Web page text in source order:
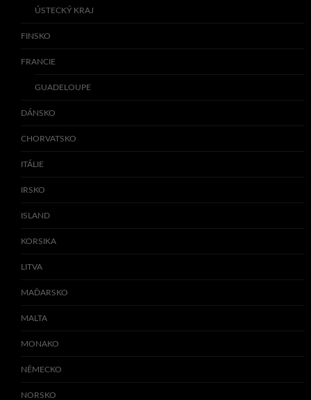
ÚSTECKÝ KRAJ
FINSKO
FRANCIE
GUADELOUPE
DÁNSKO
CHORVATSKO
ITÁLIE
IRSKO
ISLAND
KORSIKA
LITVA
MAĎARSKO
MALTA
MONAKO
NĚMECKO
NORSKO